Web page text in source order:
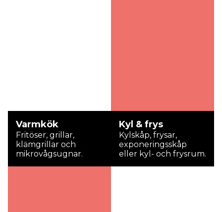
Varmkök
Fritöser, grillar,
klämgrillar och
mikrovågsugnar.
Kyl & frys
Kylskåp, frysar,
exponeringsskåp
eller kyl- och frysrum.